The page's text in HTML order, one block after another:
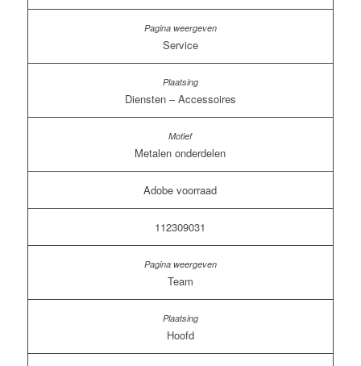
Service
Diensten – Accessoires
Metalen onderdelen
Adobe voorraad
112309031
Team
Hoofd